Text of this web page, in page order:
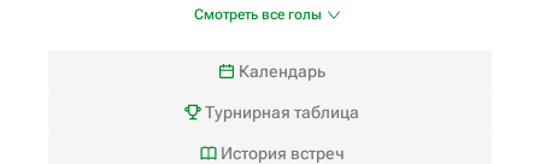
Смотреть все голы
Календарь
Турнирная таблица
История встреч